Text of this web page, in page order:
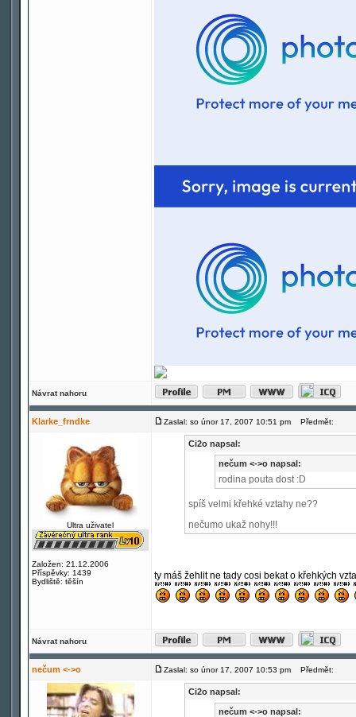
Návrat nahoru
Klarke_frndke Zaslal: so únor 17, 2007 10:51 pm Předmět:
Ultra uživatel
Založen: 21.12.2006
Příspěvky: 1439
Bydliště: těšín
Ci2o napsal:
nečum <->o napsal:
rodina pouta dost :D
spíš velmi křehké vztahy ne??
nečumo ukaž nohy!!!
ty máš žehlit ne tady cosi bekat o křehkých
Návrat nahoru
nečum <->o Zaslal: so únor 17, 2007 10:53 pm Předmět:
Ci2o napsal:
nečum <->o napsal: